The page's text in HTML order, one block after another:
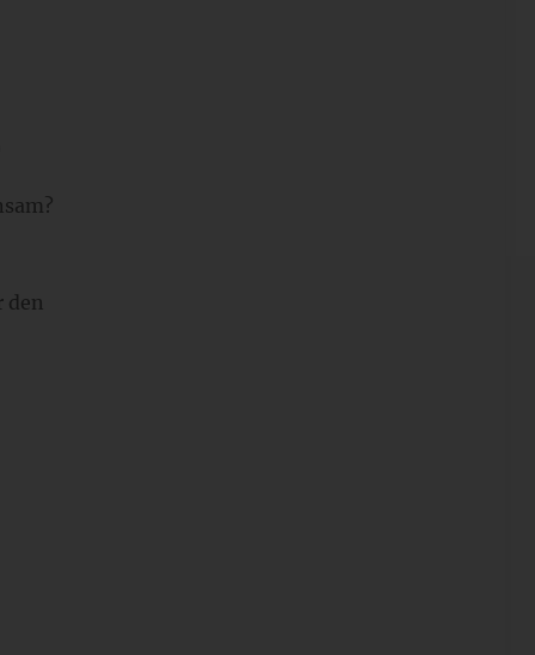
den